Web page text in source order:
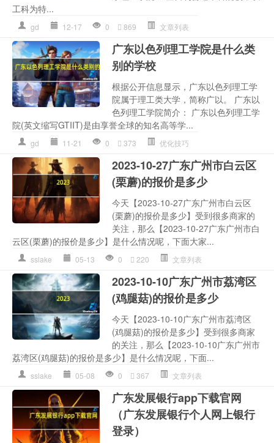
工科为特...
gd 12-17 0 869 文章列表
广东以色列理工学院是什么类
别的学校
根据公开信息显示，广东以色列理工学
院属于理工类大学，简称广以。 广东以
色列理工学院简介： 广东以色列理工学
院(英文缩写GTIIT)是由享誉全球的知名高等学...
gd 11-21 0 373 优化技巧
2023-10-27广东广州市白云区
(栗蘑)的报价是多少
今天【2023-10-27广东广州市白云区
(栗蘑)的报价是多少】受到很多商家的
关注，那么【2023-10-27广东广州市白
云区(栗蘑)的报价是多少】是什么情况呢，下面大家...
sslake 05-13 0 220 文章列表
2023-10-10广东广州市荔湾区
(鸡腿菇)的报价是多少
今天【2023-10-10广东广州市荔湾区
(鸡腿菇)的报价是多少】受到很多商家
的关注，那么【2023-10-10广东广州市
荔湾区(鸡腿菇)的报价是多少】是什么情况呢，下面...
sslake 05-08 0 367 文章列表
广东发展银行app下载官网
（广东发展银行个人网上银行
登录）